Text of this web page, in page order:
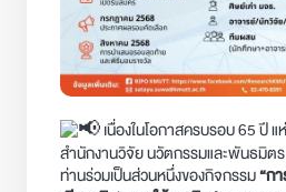
เนื่องในโอกาสครบรอบ 65 ปี
สำนักงานวิจัย นวัตกรรมและพันธมิต
ท่านร่วมเป็นส่วนหนึ่งของกิจกรรม“ก